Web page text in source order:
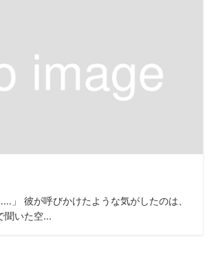
」 彼が呼びかけたような気がしたのは、
聞いた空...